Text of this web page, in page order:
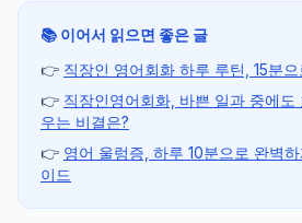
📚 이어서 읽으면 좋은 글
👉 직장인 영어회화 하루 루틴, 15분
👉 직장인영어회화, 바쁜 일과 중에도
우는 비결은?
👉 영어 울렁증, 하루 10분으로 완벽
이드